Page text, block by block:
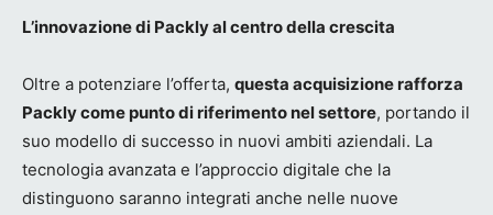
L’innovazione di Packly al centro della crescita
Oltre a potenziare l’offerta, questa acquisizione rafforza
Packly come punto di riferimento nel settore, portando il
suo modello di successo in nuovi ambiti aziendali. La
tecnologia avanzata e l’approccio digitale che la
distinguono saranno integrati anche nelle nuove